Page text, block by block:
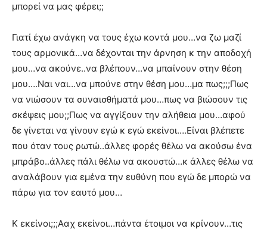
μπορεί να μας φέρει;;
Γιατί έχω ανάγκη να τους έχω κοντά μου…να ζω μαζί
τους αρμονικά…να δέχονται την άρνηση κ την αποδοχή
μου…να ακούνε..να βλέπουν…να μπαίνουν στην θέση
μου….Ναι ναι…να μπούνε στην θέση μου…μα πως;;;Πως
να νιώσουν τα συναισθήματά μου…πως να βιώσουν τις
σκέψεις μου;;Πως να αγγίξουν την αλήθεια μου…αφού
δε γίνεται να γίνουν εγώ κ εγώ εκείνοι….Είναι βλέπετε
που όταν τους ρωτώ..άλλες φορές θέλω να ακούσω ένα
μπράβο..άλλες πάλι θέλω να ακουστώ…κ άλλες θέλω να
αναλάβουν για εμένα την ευθύνη που εγώ δε μπορώ να
πάρω για τον εαυτό μου…
Κ εκείνοι;;;Ααχ εκείνοι…πάντα έτοιμοι να κρίνουν…τις